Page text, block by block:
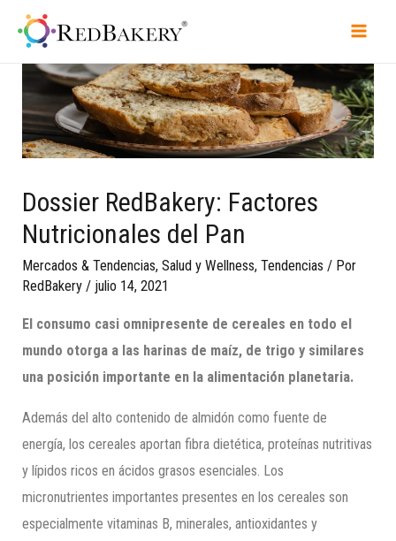
Dossier RedBakery: Factores
Nutricionales del Pan
Mercados & Tendencias,Salud y Wellness,Tendencias / Por
RedBakery / julio 14, 2021
El consumo casi omnipresente de cereales en todo el
mundo otorga a las harinas de maíz, de trigo y similares
una posición importante en la alimentación planetaria.
Además del alto contenido de almidón como fuente de
energía, los cereales aportan fibra dietética, proteínas nutritivas
y lípidos ricos en ácidos grasos esenciales. Los
micronutrientes importantes presentes en los cereales son
especialmente vitaminas B, minerales, antioxidantes y